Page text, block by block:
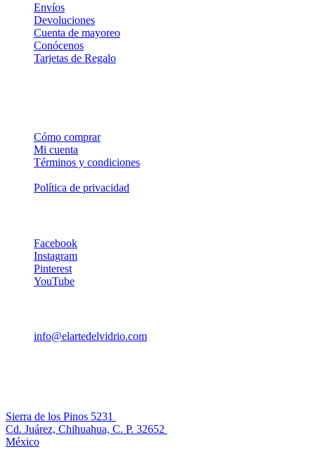
Envíos
Devoluciones
Cuenta de mayoreo
Conócenos
Tarjetas de Regalo
Cómo comprar
Mi cuenta
Términos y condiciones
Política de privacidad
Facebook
Instagram
Pinterest
YouTube
info@elartedelvidrio.com
Sierra de los Pinos 5231
Cd. Juárez, Chihuahua, C. P. 32652
México